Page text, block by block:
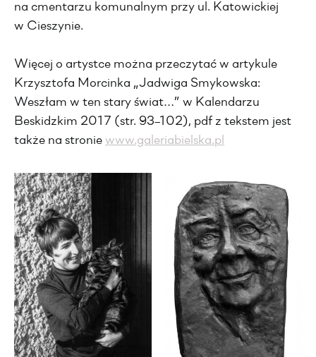
na cmentarzu komunalnym przy ul. Katowickiej
w Cieszynie.
Więcej o artystce można przeczytać w artykule
Krzysztofa Morcinka „Jadwiga Smykowska:
Weszłam w ten stary świat…” w Kalendarzu
Beskidzkim 2017 (str. 93–102), pdf z tekstem jest
także na stronie www.galeriabielska.pl